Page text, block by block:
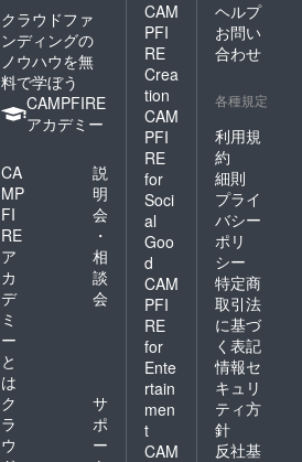
クラウドファ
ンディングの
ノウハウを無
料で学ぼう
CAMPFIRE
アカデミー
CA
MP
FI
RE
ア
カ
デ
ミ
ー
と
は
説
明
会
・
相
談
会
ク
ラ
ウ
サ
ポ
ー
CAM
PFI
RE
Crea
tion
CAM
PFI
RE
for
Soci
al
Goo
d
CAM
PFI
RE
for
Ente
rtain
men
t
CAM
ヘルプ
お問い
合わせ
各種規定
利用規
約
細則
プライ
バシー
ポリ
シー
特定商
取引法
に基づ
く表記
情報セ
キュリ
ティ方
針
反社基